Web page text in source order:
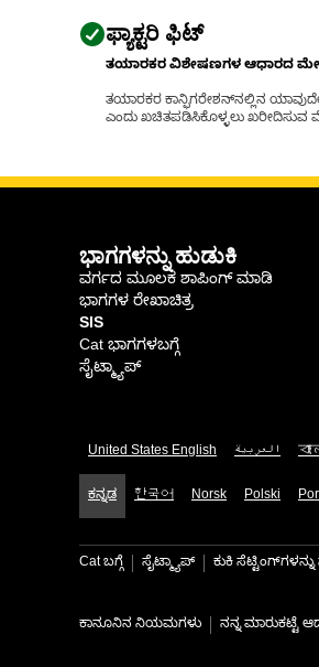
ಫ್ಯಾಕ್ಟರಿ ಫಿಟ್
ತಯಾರಕರ ವಿಶೇಷಣಗಳ ಆಧಾರದ
ತಯಾರಕರ ಕಾನ್ಫಿಗರೇಶನ್‌ನಲ್ಲಿನ
ಎಂದು ಖಚಿತಪಡಿಸಿಕೊಳ್ಳಲು ಖರೀದಿಸುವ
ಭಾಗಗಳನ್ನು ಹುಡುಕಿ
ವರ್ಗದ ಮೂಲಕ ಶಾಪಿಂಗ್ ಮಾಡಿ
ಭಾಗಗಳ ರೇಖಾಚಿತ್ರ
SIS
Cat ಭಾಗಗಳಬಗ್ಗೆ
ಸೈಟ್ಮ್ಯಾಪ್
United States English العربية
ಕನ್ನಡ 한국어 Norsk Polski
Cat ಬಗ್ಗೆ ಸೈಟ್ಮ್ಯಾಪ್ ಕುಕಿ
ಕಾನೂನಿನ ನಿಯಮಗಳು ನನ್ನ ಮಾರುಕಟ್ಟೆ